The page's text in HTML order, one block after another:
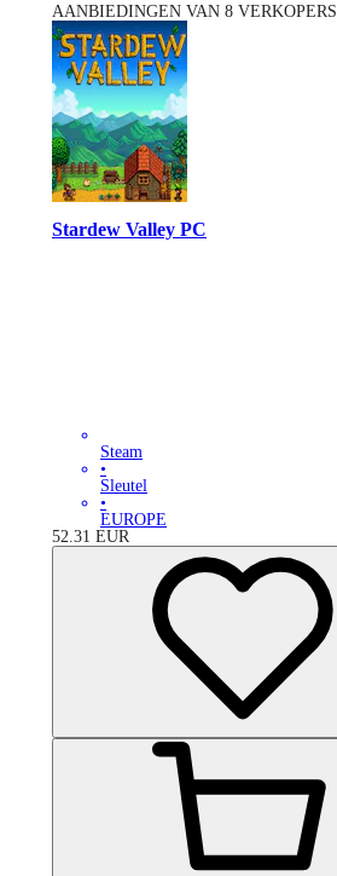
AANBIEDINGEN VAN 8 VERKOPERS
Stardew Valley PC
Steam
•
Sleutel
•
EUROPE
52.31 EUR